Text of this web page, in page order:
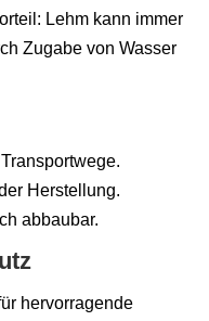
Lehm kann immer
Zugabe von Wasser
Herstellung.
abbaubar.
hervorragende